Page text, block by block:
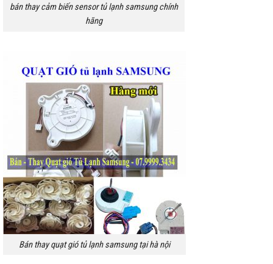
bán thay cảm biến sensor tủ lạnh samsung chính
hãng
Bán thay quạt gió tủ lạnh samsung tại hà nội